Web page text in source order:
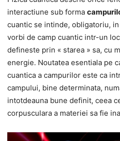
interactiune sub forma
cuantic se intinde, obligatoriu,
vorbi de camp cuantic intr-un
defineste prin « starea » sa, cu
energie. Noutatea esentiala pe
cuantica a campurilor este ca
campului, bine determinata,
intotdeauna bune definit, ceea
corpusculara a materiei sa fie